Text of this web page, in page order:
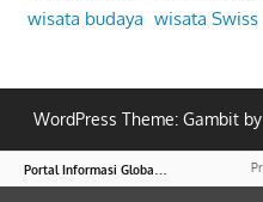
wisata budaya wisata Swiss
WordPress Theme: Gambit by
P
ortal Informasi Global – Nasional & Internasional Aktual